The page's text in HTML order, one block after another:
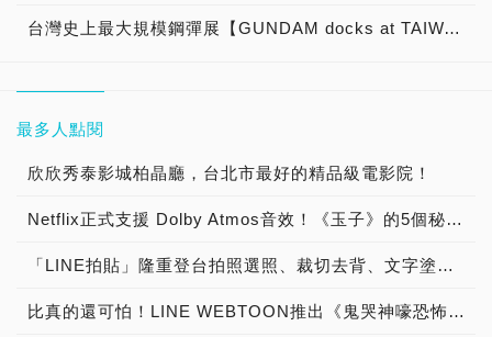
台灣史上最大規模鋼彈展【GUNDAM docks at TAIWAN】磅礡登場
最多人點閱
欣欣秀泰影城柏晶廳，台北市最好的精品級電影院！
Netflix正式支援 Dolby Atmos音效！《玉子》的5個秘密數字初公開！
「LINE拍貼」隆重登台拍照選照、裁切去背、文字塗鴉三步完成專屬貼圖
比真的還可怕！LINE WEBTOON推出《鬼哭神嚎恐怖動態特輯》